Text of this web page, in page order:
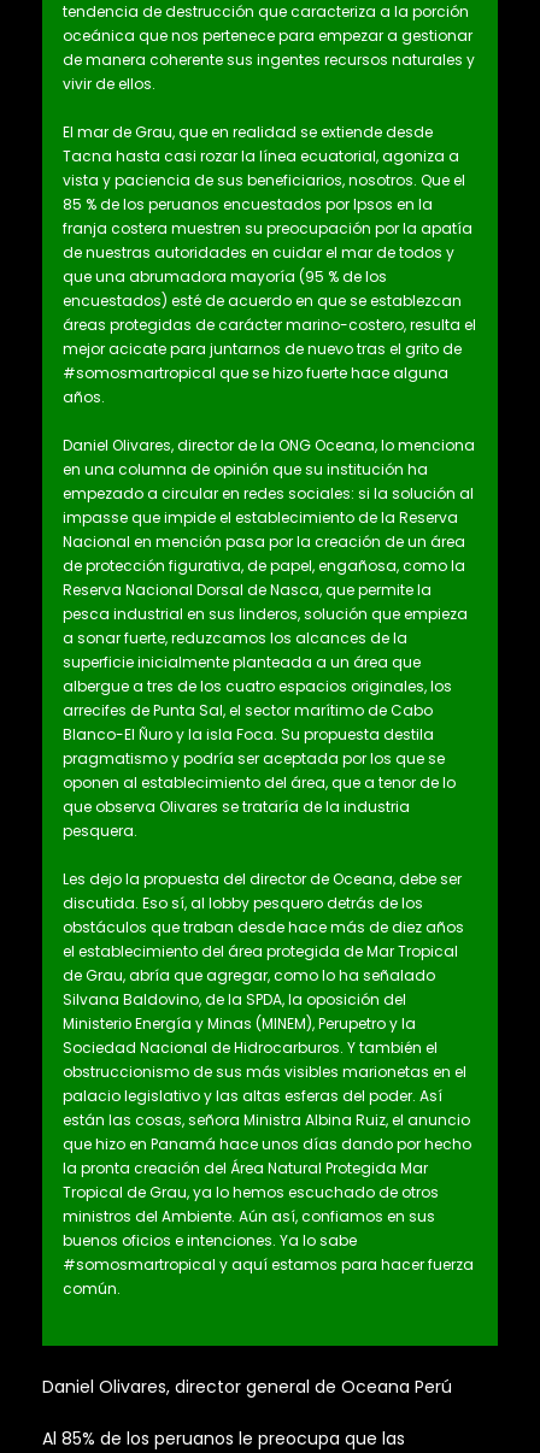
tendencia de destrucción que caracteriza a la porción
oceánica que nos pertenece para empezar a gestionar
de manera coherente sus ingentes recursos naturales y
vivir de ellos.
El mar de Grau, que en realidad se extiende desde
Tacna hasta casi rozar la línea ecuatorial, agoniza a
vista y paciencia de sus beneficiarios, nosotros. Que el
85 % de los peruanos encuestados por Ipsos en la
franja costera muestren su preocupación por la apatía
de nuestras autoridades en cuidar el mar de todos y
que una abrumadora mayoría (95 % de los
encuestados) esté de acuerdo en que se establezcan
áreas protegidas de carácter marino-costero, resulta el
mejor acicate para juntarnos de nuevo tras el grito de
#somosmartropical que se hizo fuerte hace alguna
años.
Daniel Olivares, director de la ONG Oceana, lo menciona
en una columna de opinión que su institución ha
empezado a circular en redes sociales: si la solución al
impasse que impide el establecimiento de la Reserva
Nacional en mención pasa por la creación de un área
de protección figurativa, de papel, engañosa, como la
Reserva Nacional Dorsal de Nasca, que permite la
pesca industrial en sus linderos, solución que empieza
a sonar fuerte, reduzcamos los alcances de la
superficie inicialmente planteada a un área que
albergue a tres de los cuatro espacios originales, los
arrecifes de Punta Sal, el sector marítimo de Cabo
Blanco-El Ñuro y la isla Foca. Su propuesta destila
pragmatismo y podría ser aceptada por los que se
oponen al establecimiento del área, que a tenor de lo
que observa Olivares se trataría de la industria
pesquera.
Les dejo la propuesta del director de Oceana, debe ser
discutida. Eso sí, al lobby pesquero detrás de los
obstáculos que traban desde hace más de diez años
el establecimiento del área protegida de Mar Tropical
de Grau, abría que agregar, como lo ha señalado
Silvana Baldovino, de la SPDA, la oposición del
Ministerio Energía y Minas (MINEM), Perupetro y la
Sociedad Nacional de Hidrocarburos. Y también el
obstruccionismo de sus más visibles marionetas en el
palacio legislativo y las altas esferas del poder. Así
están las cosas, señora Ministra Albina Ruiz, el anuncio
que hizo en Panamá hace unos días dando por hecho
la pronta creación del Área Natural Protegida Mar
Tropical de Grau, ya lo hemos escuchado de otros
ministros del Ambiente. Aún así, confiamos en sus
buenos oficios e intenciones. Ya lo sabe
#somosmartropical y aquí estamos para hacer fuerza
común.
Daniel Olivares, director general de Oceana Perú
Al 85% de los peruanos le preocupa que las